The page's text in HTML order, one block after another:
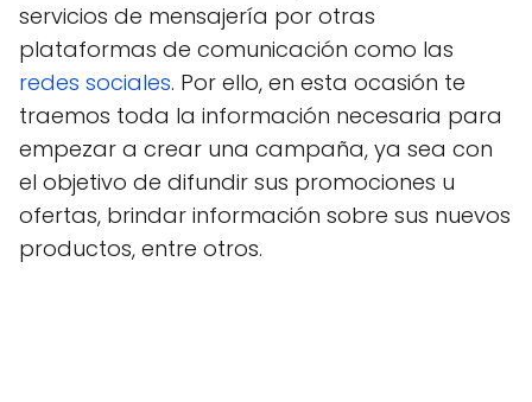
servicios de mensajería por otras
plataformas de comunicación como las
redes sociales. Por ello, en esta ocasión te
traemos toda la información necesaria para
empezar a crear una campaña, ya sea con
el objetivo de difundir sus promociones u
ofertas, brindar información sobre sus nuevos
productos, entre otros.